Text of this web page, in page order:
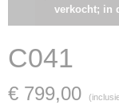
verkocht; in
C041
€ 799,00